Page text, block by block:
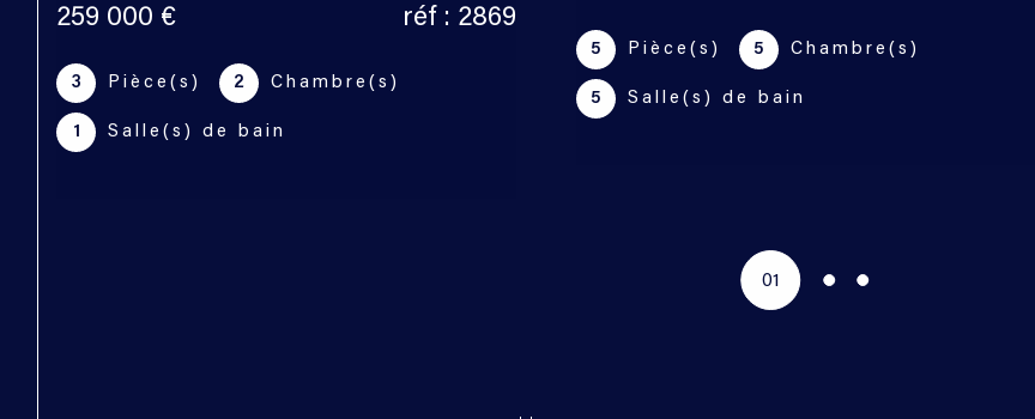
525 000 € réf : 2898
6 Pièce(s) 4 Chambre(s)
3 Salle(s) de bain
7 Pièce(s) 5 Chambre(s)
2 Salle(s) de bain
02